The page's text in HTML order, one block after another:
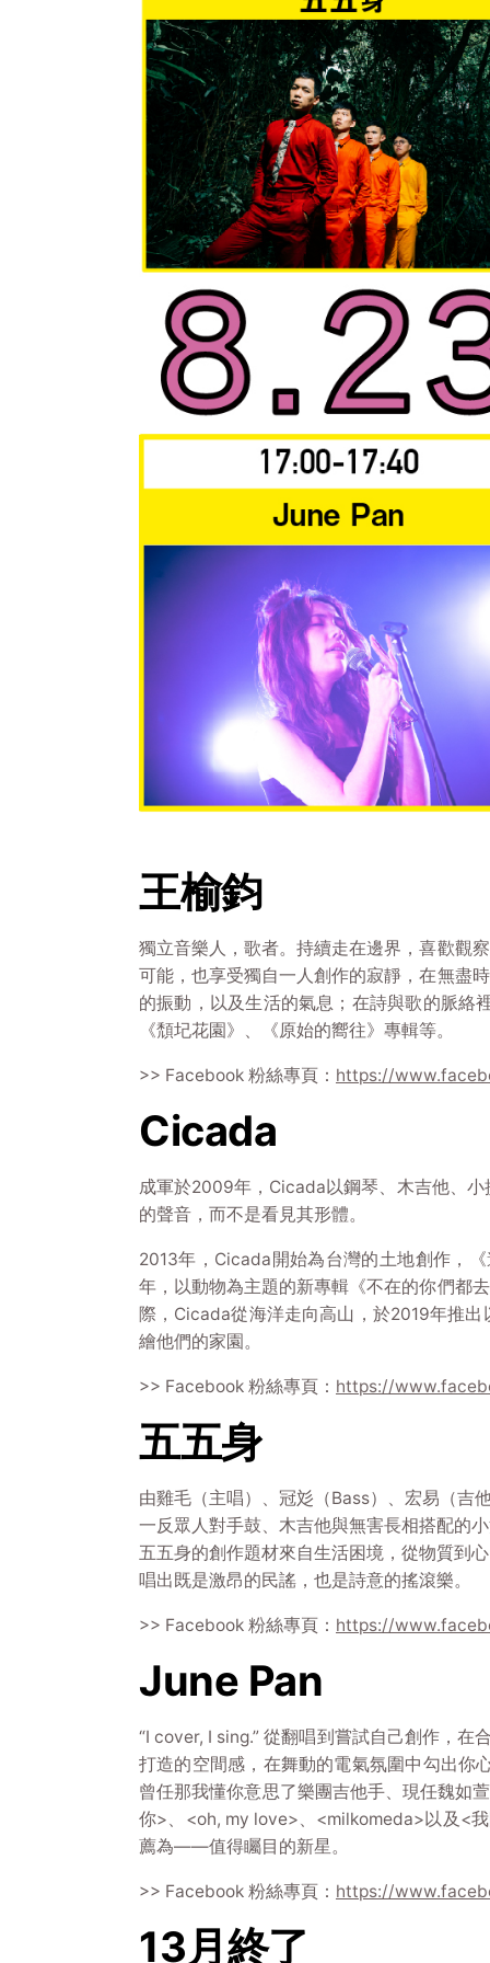
王榆鈞
獨立音樂人，歌者。持續走在邊界，喜歡觀
可能，也享受獨自一人創作的寂靜，在無盡
的振動，以及生活的氣息；在詩與歌的脈絡
《頹圮花園》、《原始的嚮往》專輯等。
>> Facebook 粉絲專頁： https://
Cicada
成軍於2009年，Cicada以鋼琴、木吉他、
的聲音，而不是看見其形體。
2013年，Cicada開始為台灣的土地創作，
年，以動物為主題的新專輯《不在的你們都
際，Cicada從海洋走向高山，於2019年推
繪他們的家園。
>> Facebook 粉絲專頁： https://
五五身
由雞毛（主唱）、冠彣（Bass）、宏易（吉
一反眾人對手鼓、木吉他與無害長相搭配的
五五身的創作題材來自生活困境，從物質到
唱出既是激昂的民謠，也是詩意的搖滾樂。
>> Facebook 粉絲專頁： https://
June Pan
“I cover, I sing.” 從翻唱到嘗試自己創作，
打造的空間感，在舞動的電氣氛圍中勾出你
曾任那我懂你意思了樂團吉他手、現任魏如
你>、<oh, my love>、<milkomeda>以及<
薦為——值得矚目的新星。
>> Facebook 粉絲專頁： https://
13月終了